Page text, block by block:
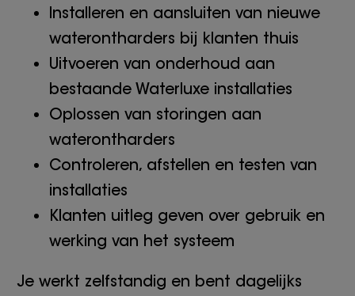
Installeren en aansluiten van nieuwe
waterontharders bij klanten thuis
Uitvoeren van onderhoud aan
bestaande Waterluxe installaties
Oplossen van storingen aan
waterontharders
Controleren, afstellen en testen van
installaties
Klanten uitleg geven over gebruik en
werking van het systeem
Je werkt zelfstandig en bent dagelijks